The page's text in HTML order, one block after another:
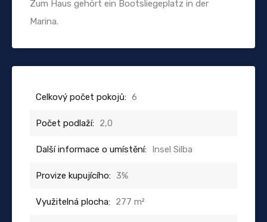
Zum Haus gehört ein Bootsliegeplatz in der
Marina.
Celkový počet pokojů: 6
Počet podlaží: 2,0
Další informace o umístění: Insel Silba
Provize kupujícího: 3%
Využitelná plocha: 277 m²